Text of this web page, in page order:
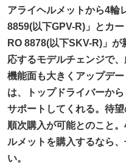
アライヘルメットから4輪
8859(以下GPV-R)」とカ
RO 8878(以下SKV-R)」
応するモデルチェンジで
機能面も大きくアップデ
は、トップドライバーか
サポートしてくれる。待
順次購入が可能とのこと
ルメットを購入するなら
い。